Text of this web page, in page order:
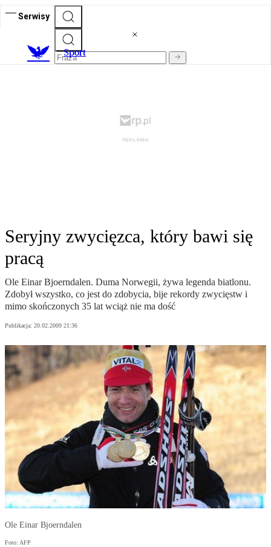
Serwisy
Sport
Seryjny zwycięzca, który bawi się
pracą
Ole Einar Bjoerndalen. Duma Norwegii, żywa legenda biatlonu.
Zdobył wszystko, co jest do zdobycia, bije rekordy zwycięstw i
mimo skończonych 35 lat wciąż nie ma dość
Publikacja: 20.02.2009 21:36
Ole Einar Bjoerndalen
Foto: AFP